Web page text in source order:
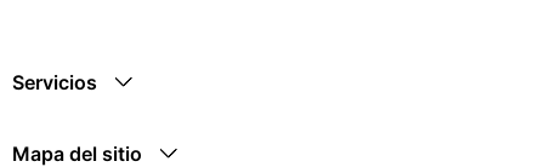
Servicios
Mapa del sitio